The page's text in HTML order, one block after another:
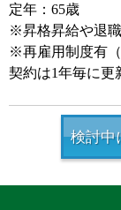
定年：65歳
※昇格昇給や退
※再雇用制度有
契約は1年毎に更
検討中